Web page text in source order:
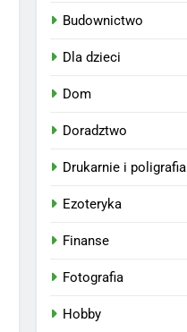
Budownictwo
Dla dzieci
Dom
Doradztwo
Drukarnie i poligrafia
Ezoteryka
Finanse
Fotografia
Hobby